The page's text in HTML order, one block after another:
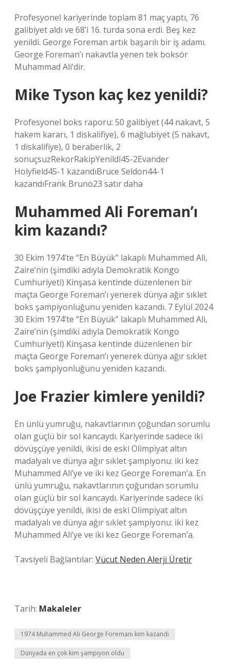
Profesyonel kariyerinde toplam 81 maç yaptı, 76
galibiyet aldı ve 68’i 16. turda sona erdi. Beş kez
yenildi. George Foreman artık başarılı bir iş adamı.
George Foreman’ı nakavtla yenen tek boksör
Muhammad Ali’dir.
Mike Tyson kaç kez yenildi?
Profesyonel boks raporu: 50 galibiyet (44 nakavt, 5
hakem kararı, 1 diskalifiye), 6 mağlubiyet (5 nakavt,
1 diskalifiye), 0 beraberlik, 2
sonuçsuzRekorRakipYenildi45-2Evander
Holyfield45-1 kazandıBruce Seldon44-1
kazandıFrank Bruno23 satır daha
Muhammed Ali Foreman’ı
kim kazandı?
30 Ekim 1974’te “En Büyük” lakaplı Muhammed Ali,
Zaire’nin (şimdiki adıyla Demokratik Kongo
Cumhuriyeti) Kinşasa kentinde düzenlenen bir
maçta George Foreman’ı yenerek dünya ağır sıklet
boks şampiyonluğunu yeniden kazandı. 7 Eylül 2024
30 Ekim 1974’te “En Büyük” lakaplı Muhammed Ali,
Zaire’nin (şimdiki adıyla Demokratik Kongo
Cumhuriyeti) Kinşasa kentinde düzenlenen bir
maçta George Foreman’ı yenerek dünya ağır sıklet
boks şampiyonluğunu yeniden kazandı.
Joe Frazier kimlere yenildi?
En ünlü yumruğu, nakavtlarının çoğundan sorumlu
olan güçlü bir sol kancaydı. Kariyerinde sadece iki
dövüşçüye yenildi, ikisi de eski Olimpiyat altın
madalyalı ve dünya ağır sıklet şampiyonu: iki kez
Muhammed Ali’ye ve iki kez George Foreman’a. En
ünlü yumruğu, nakavtlarının çoğundan sorumlu
olan güçlü bir sol kancaydı. Kariyerinde sadece iki
dövüşçüye yenildi, ikisi de eski Olimpiyat altın
madalyalı ve dünya ağır sıklet şampiyonu: iki kez
Muhammed Ali’ye ve iki kez George Foreman’a.
Tavsiyeli Bağlantılar: Vücut Neden Alerji Üretir
Tarih: Makaleler
1974 Muhammed Ali George Foremanı kim kazandı
Dünyada en çok kim şampiyon oldu